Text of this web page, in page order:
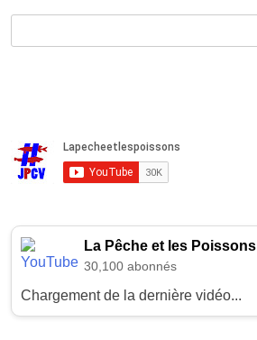
La Pêche et les Poissons
30,100 abonnés
Chargement de la dernière vidéo...